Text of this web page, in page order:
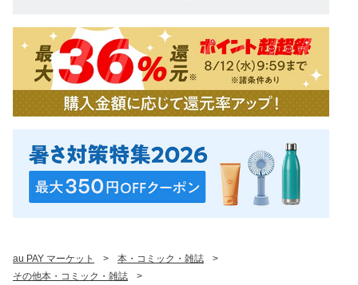
au PAY マーケット > 本・コミック・雑誌
>
その他本・コミック・雑誌
>